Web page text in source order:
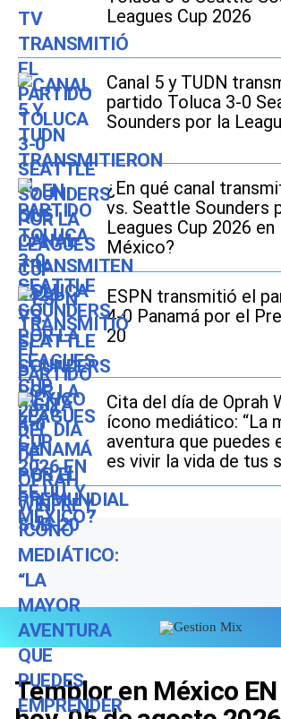
Leagues Cup 2026
Canal 5 y TUDN
partido Toluca 3-0
Sounders por la
¿En qué canal
vs. Seattle Sounders
Leagues Cup 2026 en
México?
ESPN transmitió el
4-0 Panamá por el
20
Cita del día de Oprah
ícono mediático: “La
aventura que puedes
es vivir la vida de tus